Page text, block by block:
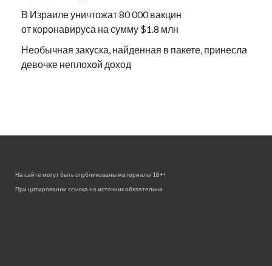
В Израиле уничтожат 80 000 вакцин
от коронавируса на сумму $1.8 млн
Необычная закуска, найденная в пакете, принесла
девочке неплохой доход
На сайте могут быть опубликованы материалы 18+!
При цитировании ссылка на источник обязательна.